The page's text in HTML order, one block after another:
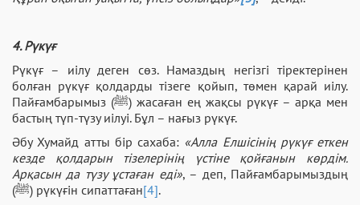
4. Рүкүғ
Рүкүғ – иілу деген сөз. Намаздың негізгі тіректерінен
болған рүкүғ қолдарды тізеге қойып, төмен қарай иілу.
Пайғамбарымыз (ﷺ) жасаған ең жақсы рүкүғ – арқа мен
бастың түп-түзу иілуі. Бұл – нағыз рүкүғ.
Әбу Хумайд атты бір сахаба: «Алла Елшісінің рүкүғ еткен
кезде қолдарын тізелерінің үстіне қойғанын көрдім.
Арқасын да түзу ұстаған еді», – деп, Пайғамбарымыздың
(ﷺ) рүкүғін сипаттаған[4].